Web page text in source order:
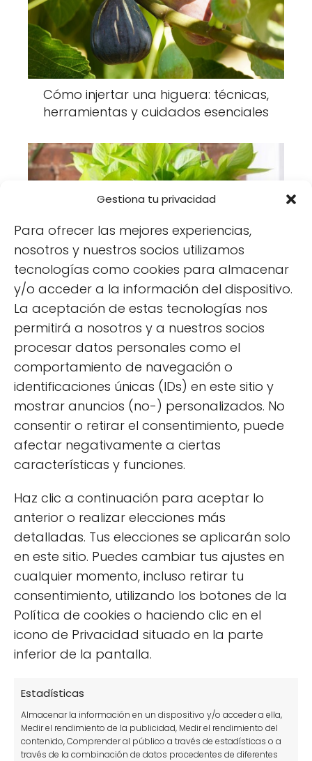
Gestiona tu privacidad
Para ofrecer las mejores experiencias,
nosotros y nuestros socios utilizamos
tecnologías como cookies para almacenar
y/o acceder a la información del dispositivo.
La aceptación de estas tecnologías nos
permitirá a nosotros y a nuestros socios
procesar datos personales como el
comportamiento de navegación o
identificaciones únicas (IDs) en este sitio y
mostrar anuncios (no-) personalizados. No
consentir o retirar el consentimiento, puede
afectar negativamente a ciertas
características y funciones.
Haz clic a continuación para aceptar lo
anterior o realizar elecciones más
detalladas. Tus elecciones se aplicarán solo
en este sitio. Puedes cambiar tus ajustes en
cualquier momento, incluso retirar tu
consentimiento, utilizando los botones de la
Política de cookies o haciendo clic en el
icono de Privacidad situado en la parte
inferior de la pantalla.
Estadísticas
Almacenar la información en un dispositivo y/o acceder a ella,
Medir el rendimiento de la publicidad, Medir el rendimiento del
contenido, Comprender al público a través de estadísticas o a
través de la combinación de datos procedentes de diferentes
Cómo injertar una higuera: técnicas,
herramientas y cuidados esenciales
7 plantas de interior que hasta un niño
pequeño puede cuidar
Uso de leche en las plantas: beneficios
e inconvenientes
Cómo detectar el mildiu en tus
plantas y controlarlo eficazmente